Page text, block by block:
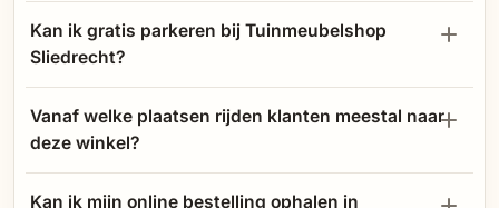
Kan ik gratis parkeren bij Tuinmeubelshop
Sliedrecht?
Vanaf welke plaatsen rijden klanten meestal naar
deze winkel?
Kan ik mijn online bestelling ophalen in